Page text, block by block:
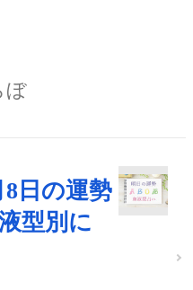
ぼ
8日の運勢
型別に